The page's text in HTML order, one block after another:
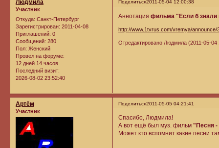
Поделиться2011-05-04 12:00:38
Людмила
Участник
Откуда: Санкт-Петербург
Зарегистрирован: 2011-04-08
Приглашений: 0
Сообщений: 280
Пол: Женский
Провел на форуме:
12 дней 14 часов
Последний визит:
2026-08-02 23:52:40
Аннотацияфильма "Если б знали
http://www.1tvrus.com/vremya/announce/
Отредактировано Людмила (2011-05-04
Поделиться2011-05-05 04:21:41
Артём
Участник
Спасибо, Людмила!
А вот ещё был муз. фильм"Песня
Может кто вспомнит какие песни